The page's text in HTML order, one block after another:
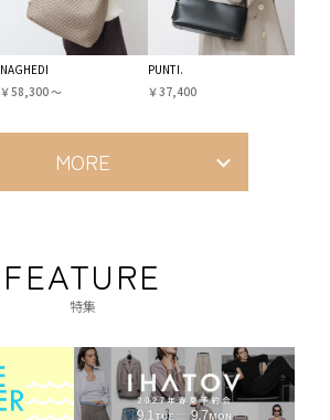
NAGHEDI
￥58,300 〜
PUNTI.
￥37,400
MORE
FEATURE
特集